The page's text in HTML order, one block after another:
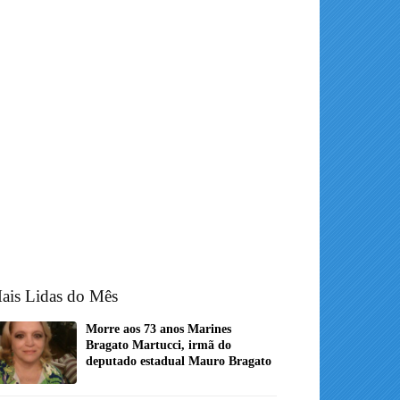
Lidas do Mês
Morre aos 73 anos Marines
Bragato Martucci, irmã do
deputado estadual Mauro Bragato